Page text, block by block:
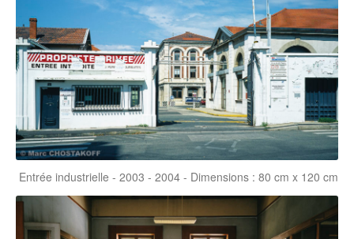
Entrée industrielle - 2003 - 2004 - Dimensions : 80 cm x 120 cm